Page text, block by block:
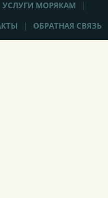
УСЛУГИ МОРЯКАМ
|
| ОБРАТНАЯ СВЯЗЬ